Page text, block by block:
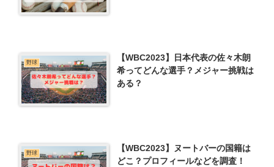
野球
【WBC2023】日本代表の佐々木朗
希ってどんな選手？メジャー挑戦は
ある？
野球
【WBC2023】ヌートバーの国籍は
どこ？プロフィールなどを調査！